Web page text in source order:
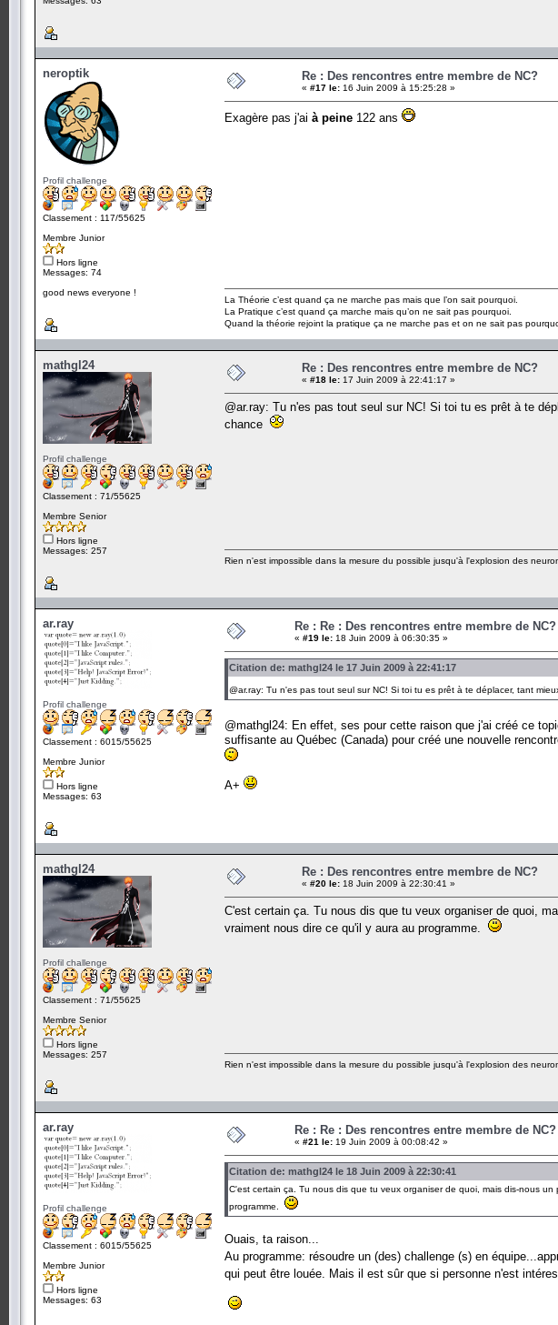
neroptik
Profil challenge
Classement : 117/55625
Membre Junior
Hors ligne
Messages: 74
good news everyone !
Re : Des rencontres entre membre de NC?
« #17 le: 16 Juin 2009 à 15:25:28 »
Exagère pas j'ai à peine 122 ans
La Théorie c’est quand ça ne marche pas mais que l’on sait pourquoi.
La Pratique c’est quand ça marche mais qu’on ne sait pas pourquoi.
Quand la théorie rejoint la pratique ça ne marche pas et on ne sait pas
mathgl24
Profil challenge
Classement : 71/55625
Membre Senior
Hors ligne
Messages: 257
Re : Des rencontres entre membre de NC?
« #18 le: 17 Juin 2009 à 22:41:17 »
@ar.ray: Tu n'es pas tout seul sur NC! Si toi tu es prêt à te
chance
Rien n'est impossible dans la mesure du possible jusqu'à l'explosion des
ar.ray
Profil challenge
Classement : 6015/55625
Membre Junior
Hors ligne
Messages: 63
Re : Re : Des rencontres entre membre de NC?
« #19 le: 18 Juin 2009 à 06:30:35 »
Citation de: mathgl24 le 17 Juin 2009 à 22:41:17
@ar.ray: Tu n'es pas tout seul sur NC! Si toi tu es prêt à te déplacer, tant
@mathgl24: En effet, ses pour cette raison que j'ai créé ce
suffisante au Québec (Canada) pour créé une nouvelle
A+
mathgl24
Profil challenge
Classement : 71/55625
Membre Senior
Hors ligne
Messages: 257
Re : Des rencontres entre membre de NC?
« #20 le: 18 Juin 2009 à 22:30:41 »
C'est certain ça. Tu nous dis que tu veux organiser de quoi,
vraiment nous dire ce qu'il y aura au programme.
Rien n'est impossible dans la mesure du possible jusqu'à l'explosion des
ar.ray
Profil challenge
Classement : 6015/55625
Membre Junior
Hors ligne
Messages: 63
Re : Re : Des rencontres entre membre de NC?
« #21 le: 19 Juin 2009 à 00:08:42 »
Citation de: mathgl24 le 18 Juin 2009 à 22:30:41
C'est certain ça. Tu nous dis que tu veux organiser de quoi, mais dis-nous
programme.
Ouais, ta raison...
Au programme: résoudre un (des) challenge (s) en
qui peut être louée. Mais il est sûr que si personne n'est